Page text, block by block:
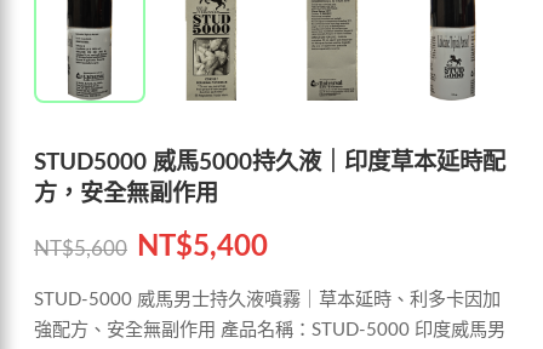
STUD5000 威馬5000持久液｜印度草本延時配
方，安全無副作用
NT$5,600 NT$5,400
STUD-5000 威馬男士持久液噴霧｜草本延時、利多卡因加
強配方、安全無副作用 產品名稱：STUD-5000 印度威馬男